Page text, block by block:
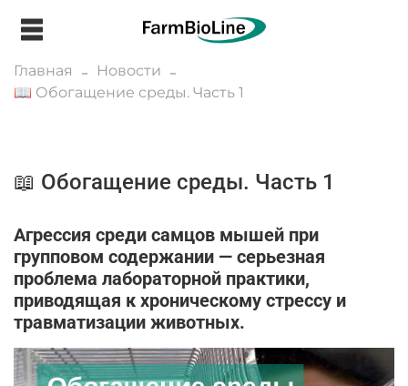
Главная
Новости
📖 Обогащение среды. Часть 1
📖 Обогащение среды. Часть 1
Агрессия среди самцов мышей при
групповом содержании — серьезная
проблема лабораторной практики,
приводящая к хроническому стрессу и
травматизации животных.